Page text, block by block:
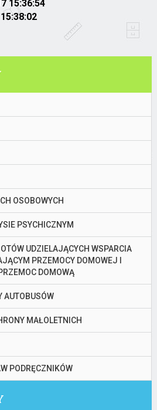
15:36:54
OSOBOWYCH
PSYCHICZNYM
UDZIELAJĄCYCH WSPARCIA
PRZEMOCY DOMOWEJ I
DOMOWĄ
AUTOBUSÓW
MAŁOLETNICH
PODRĘCZNIKÓW